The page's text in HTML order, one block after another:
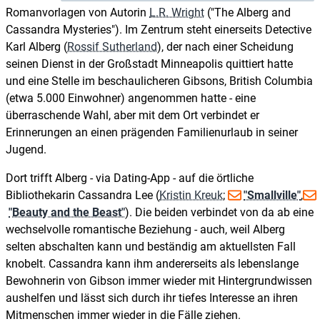
Romanvorlagen von Autorin L.R. Wright ("The Alberg and
Cassandra Mysteries"). Im Zentrum steht einerseits Detective
Karl Alberg (Rossif Sutherland), der nach einer Scheidung
seinen Dienst in der Großstadt Minneapolis quittiert hatte
und eine Stelle im beschaulicheren Gibsons, British Columbia
(etwa 5.000 Einwohner) angenommen hatte - eine
überraschende Wahl, aber mit dem Ort verbindet er
Erinnerungen an einen prägenden Familienurlaub in seiner
Jugend.
Dort trifft Alberg - via Dating-App - auf die örtliche
Bibliothekarin Cassandra Lee (Kristin Kreuk; "Smallville",
"Beauty and the Beast"). Die beiden verbindet von da ab eine
wechselvolle romantische Beziehung - auch, weil Alberg
selten abschalten kann und beständig am aktuellsten Fall
knobelt. Cassandra kann ihm andererseits als lebenslange
Bewohnerin von Gibson immer wieder mit Hintergrundwissen
aushelfen und lässt sich durch ihr tiefes Interesse an ihren
Mitmenschen immer wieder in die Fälle ziehen.